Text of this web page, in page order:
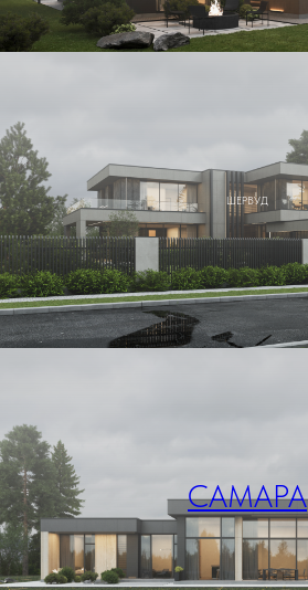
ШЕРВУД
САМАРА